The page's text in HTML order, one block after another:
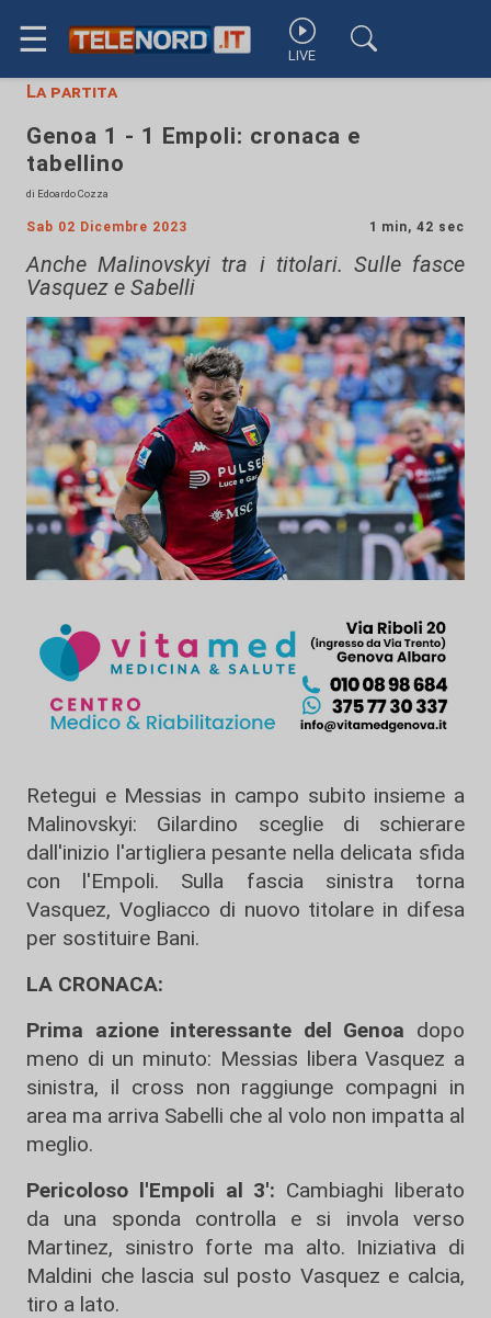
☰ LIVE
La partita
Genoa 1 - 1 Empoli: cronaca e
tabellino
di Edoardo Cozza
Sab 02 Dicembre 2023 1 min, 42 sec
Anche Malinovskyi tra i titolari. Sulle fasce
Vasquez e Sabelli
Retegui e Messias in campo subito insieme a
Malinovskyi: Gilardino sceglie di schierare
dall'inizio l'artigliera pesante nella delicata sfida
con l'Empoli. Sulla fascia sinistra torna
Vasquez, Vogliacco di nuovo titolare in difesa
per sostituire Bani.
LA CRONACA:
Prima azione interessante del Genoa dopo
meno di un minuto: Messias libera Vasquez a
sinistra, il cross non raggiunge compagni in
area ma arriva Sabelli che al volo non impatta al
meglio.
Pericoloso l'Empoli al 3': Cambiaghi liberato
da una sponda controlla e si invola verso
Martinez, sinistro forte ma alto. Iniziativa di
Maldini che lascia sul posto Vasquez e calcia,
tiro a lato.